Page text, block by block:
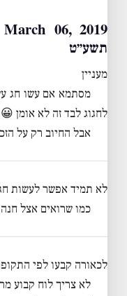
תשע״ט
מעניין
מסתמא אם עשו חג
לחגוג לבד זה לא אומן 😀
אבל החיוב רק על
לא תמיד אפשר לעשות
כמו שרואים אצל
לכאורה קבעו לפי
לא צריך לוח קבוע